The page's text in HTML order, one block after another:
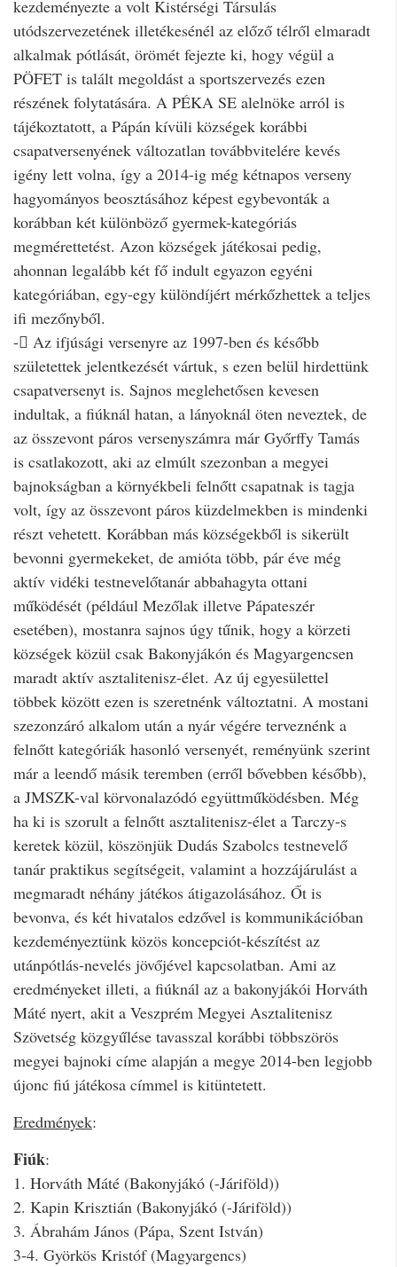
kezdeményezte a volt Kistérségi Társulás
utódszervezetének illetékesénél az előző télről elmaradt
alkalmak pótlását, örömét fejezte ki, hogy végül a
PÖFET is talált megoldást a sportszervezés ezen
részének folytatására. A PÉKA SE alelnöke arról is
tájékoztatott, a Pápán kívüli községek korábbi
csapatversenyének változatlan továbbvitelére kevés
igény lett volna, így a 2014-ig még kétnapos verseny
hagyományos beosztásához képest egybevonták a
korábban két különböző gyermek-kategóriás
megmérettetést. Azon községek játékosai pedig,
ahonnan legalább két fő indult egyazon egyéni
kategóriában, egy-egy különdíjért mérkőzhettek a teljes
ifi mezőnyből.
- Az ifjúsági versenyre az 1997-ben és később
születettek jelentkezését vártuk, s ezen belül hirdettünk
csapatversenyt is. Sajnos meglehetősen kevesen
indultak, a fiúknál hatan, a lányoknál öten neveztek, de
az összevont páros versenyszámra már Győrffy Tamás
is csatlakozott, aki az elmúlt szezonban a megyei
bajnokságban a környékbeli felnőtt csapatnak is tagja
volt, így az összevont páros küzdelmekben is mindenki
részt vehetett. Korábban más községekből is sikerült
bevonni gyermekeket, de amióta több, pár éve még
aktív vidéki testnevelőtanár abbahagyta ottani
működését (például Mezőlak illetve Pápateszér
esetében), mostanra sajnos úgy tűnik, hogy a körzeti
községek közül csak Bakonyjákón és Magyargencsen
maradt aktív asztalitenisz-élet. Az új egyesülettel
többek között ezen is szeretnénk változtatni. A mostani
szezonzáró alkalom után a nyár végére terveznénk a
felnőtt kategóriák hasonló versenyét, reményünk szerint
már a leendő másik teremben (erről bővebben később),
a JMSZK-val körvonalazódó együttműködésben. Még
ha ki is szorult a felnőtt asztalitenisz-élet a Tarczy-s
keretek közül, köszönjük Dudás Szabolcs testnevelő
tanár praktikus segítségeit, valamint a hozzájárulást a
megmaradt néhány játékos átigazolásához. Őt is
bevonva, és két hivatalos edzővel is kommunikációban
kezdeményeztünk közös koncepciót-készítést az
utánpótlás-nevelés jövőjével kapcsolatban. Ami az
eredményeket illeti, a fiúknál az a bakonyjákói Horváth
Máté nyert, akit a Veszprém Megyei Asztalitenisz
Szövetség közgyűlése tavasszal korábbi többszörös
megyei bajnoki címe alapján a megye 2014-ben legjobb
újonc fiú játékosa címmel is kitüntetett.
Eredmények:
Fiúk:
1. Horváth Máté (Bakonyjákó (-Járiföld))
2. Kapin Krisztián (Bakonyjákó (-Járiföld))
3. Ábrahám János (Pápa, Szent István)
3-4. Györkös Kristóf (Magyargencs)